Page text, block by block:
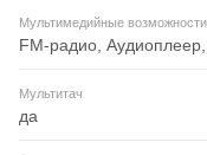
Мультимедийные возможности
FM-радио,
Мультитач
да